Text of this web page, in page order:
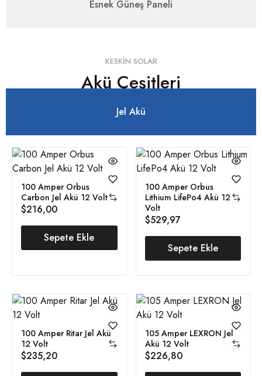
Esnek Güneş Paneli
KESKIN SOLAR
Akü Çeşitleri
Jel Akü
100 Amper Orbus
Carbon Jel Akü 12 Volt
$216,00
Sepete Ekle
100 Amper Orbus
Lithium LifePo4 Akü 12
Volt
$529,97
Sepete Ekle
100 Amper Ritar Jel Akü
12 Volt
$235,20
105 Amper LEXRON Jel
Akü 12 Volt
$226,80